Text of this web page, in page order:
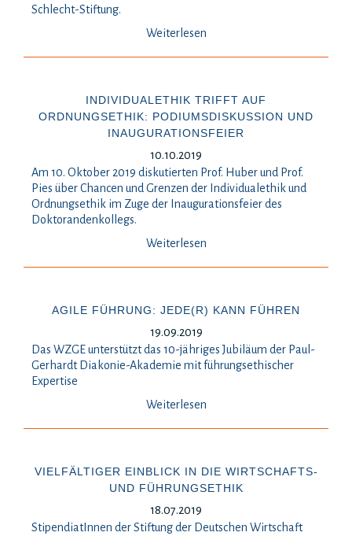
Schlecht-Stiftung.
Weiterlesen
INDIVIDUALETHIK TRIFFT AUF
ORDNUNGSETHIK: PODIUMSDISKUSSION UND
INAUGURATIONSFEIER
10.10.2019
Am 10. Oktober 2019 diskutierten Prof. Huber und Prof.
Pies über Chancen und Grenzen der Individualethik und
Ordnungsethik im Zuge der Inaugurationsfeier des
Doktorandenkollegs.
Weiterlesen
AGILE FÜHRUNG: JEDE(R) KANN FÜHREN
19.09.2019
Das WZGE unterstützt das 10-jähriges Jubiläum der Paul-
Gerhardt Diakonie-Akademie mit führungsethischer
Expertise
Weiterlesen
VIELFÄLTIGER EINBLICK IN DIE WIRTSCHAFTS-
UND FÜHRUNGSETHIK
18.07.2019
StipendiatInnen der Stiftung der Deutschen Wirtschaft